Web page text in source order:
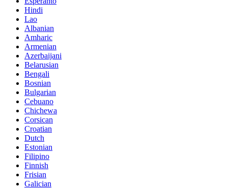
Hindi
Lao
Albanian
Amharic
Armenian
Azerbaijani
Belarusian
Bengali
Bosnian
Bulgarian
Cebuano
Chichewa
Corsican
Croatian
Dutch
Estonian
Filipino
Finnish
Frisian
Galician